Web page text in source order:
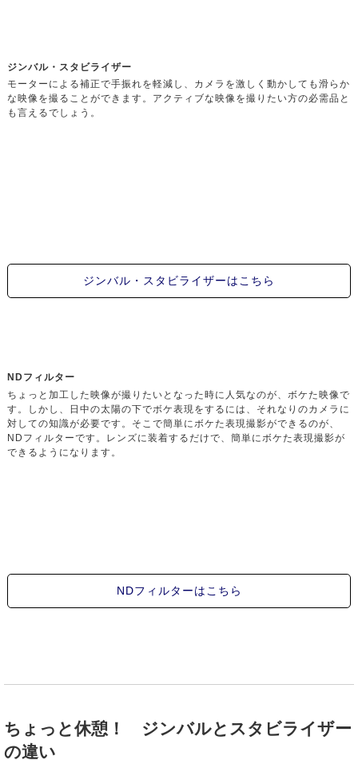
ジンバル・スタビライザー
モーターによる補正で手振れを軽減し、カメラを激しく動かしても滑らか
な映像を撮ることができます。アクティブな映像を撮りたい方の必需品と
も言えるでしょう。
ジンバル・スタビライザーはこちら
NDフィルター
ちょっと加工した映像が撮りたいとなった時に人気なのが、ボケた映像で
す。しかし、日中の太陽の下でボケ表現をするには、それなりのカメラに
対しての知識が必要です。そこで簡単にボケた表現撮影ができるのが、
NDフィルターです。レンズに装着するだけで、簡単にボケた表現撮影が
できるようになります。
NDフィルターはこちら
ちょっと休憩！ ジンバルとスタビライザー
の違い